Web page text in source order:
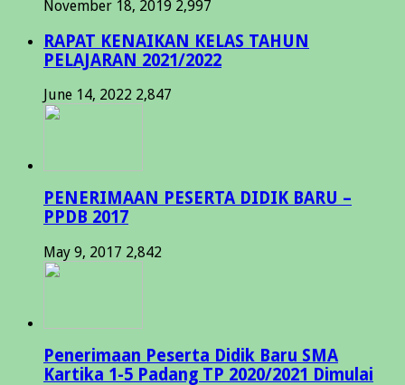
November 18, 2019 2,997
RAPAT KENAIKAN KELAS TAHUN
PELAJARAN 2021/2022
June 14, 2022 2,847
PENERIMAAN PESERTA DIDIK BARU –
PPDB 2017
May 9, 2017 2,842
Penerimaan Peserta Didik Baru SMA
Kartika 1-5 Padang TP 2020/2021 Dimulai